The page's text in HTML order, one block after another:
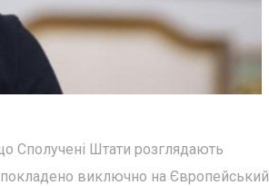
Сполучені Штати розглядають
виключно на Європейський